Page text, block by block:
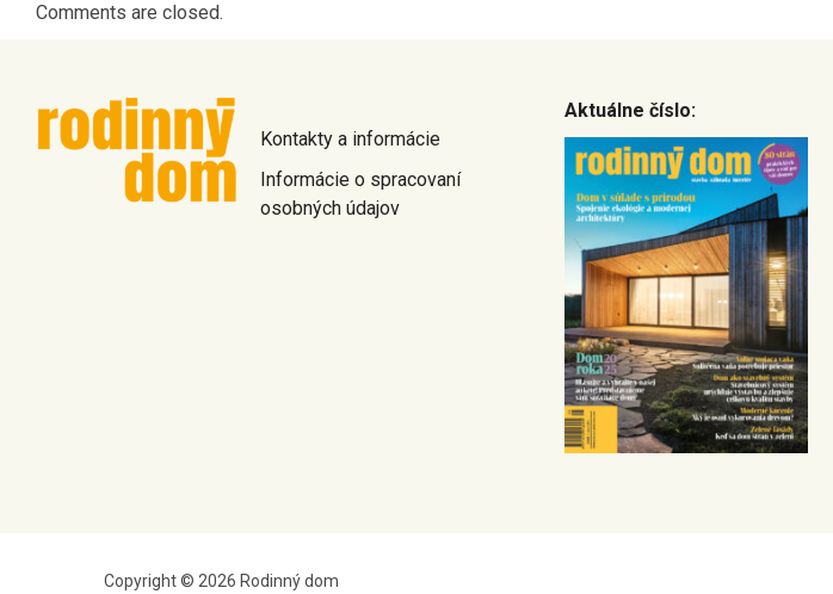
Comments are closed.
Kontakty a informácie
Informácie o spracovaní
osobných údajov
Aktuálne číslo:
Copyright © 2026 Rodinný dom